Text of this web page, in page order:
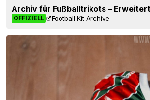
Archiv für Fußballtrikots –
OFFIZIELL Football Kit Archive